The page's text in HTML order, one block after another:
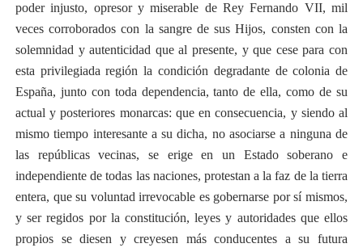
poder injusto, opresor y miserable de Rey Fernando VII, mil
veces corroborados con la sangre de sus Hijos, consten con la
solemnidad y autenticidad que al presente, y que cese para con
esta privilegiada región la condición degradante de colonia de
España, junto con toda dependencia, tanto de ella, como de su
actual y posteriores monarcas: que en consecuencia, y siendo al
mismo tiempo interesante a su dicha, no asociarse a ninguna de
las repúblicas vecinas, se erige en un Estado soberano e
independiente de todas las naciones, protestan a la faz de la tierra
entera, que su voluntad irrevocable es gobernarse por sí mismos,
y ser regidos por la constitución, leyes y autoridades que ellos
propios se diesen y creyesen más conducentes a su futura